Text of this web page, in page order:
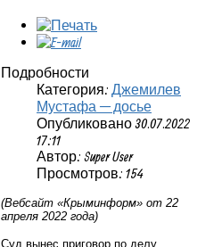
Подробности
Категория: Джемилев
Мустафа — досье
Опубликовано 30.07.2022
17:11
Автор: Super User
Просмотров: 154
(Вебсайт «Крыминформ» от 22
апреля 2022 года)
Суд вынес приговор по делу